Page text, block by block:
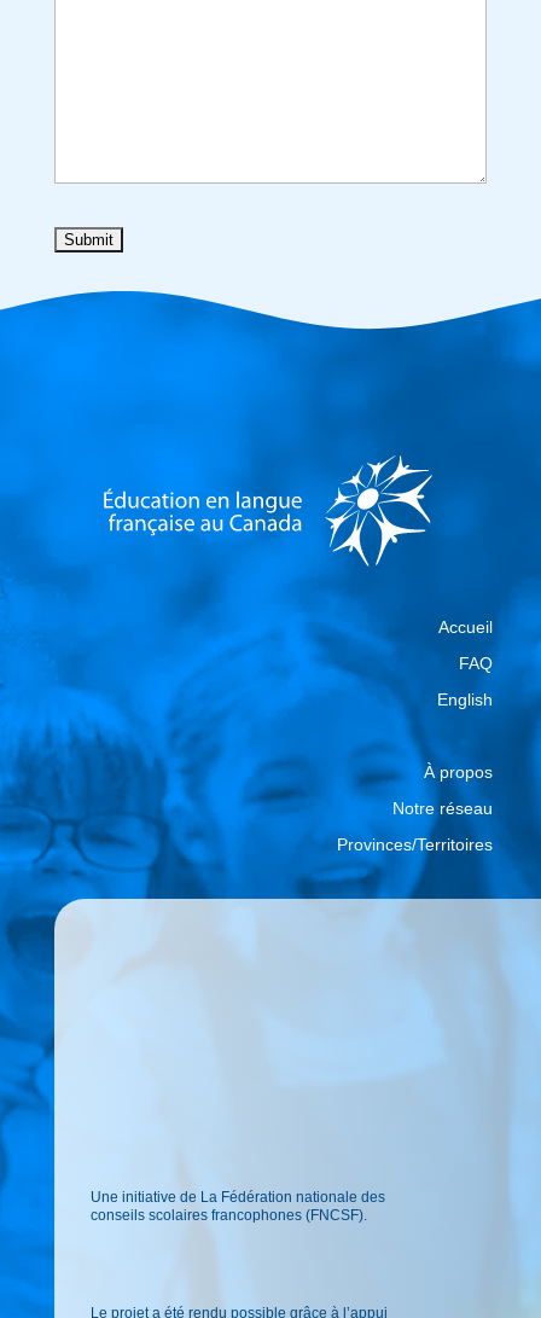
Accueil
FAQ
English
À propos
Notre réseau
Provinces/Territoires
Une initiative de La Fédération nationale des
conseils scolaires francophones (FNCSF).
Le projet a été rendu possible grâce à l’appui